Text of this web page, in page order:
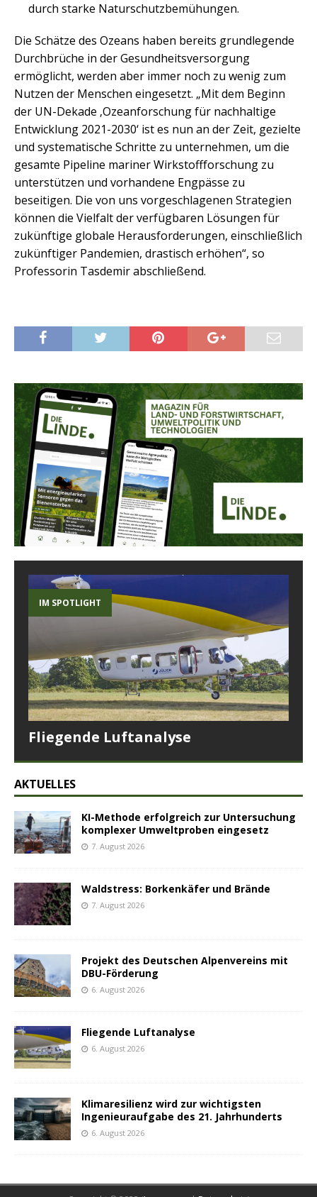
durch starke Naturschutzbemühungen.
Die Schätze des Ozeans haben bereits grundlegende
Durchbrüche in der Gesundheitsversorgung
ermöglicht, werden aber immer noch zu wenig zum
Nutzen der Menschen eingesetzt. „Mit dem Beginn
der UN-Dekade ‚Ozeanforschung für nachhaltige
Entwicklung 2021-2030‘ ist es nun an der Zeit, gezielte
und systematische Schritte zu unternehmen, um die
gesamte Pipeline mariner Wirkstoffforschung zu
unterstützen und vorhandene Engpässe zu
beseitigen. Die von uns vorgeschlagenen Strategien
können die Vielfalt der verfügbaren Lösungen für
zukünftige globale Herausforderungen, einschließlich
zukünftiger Pandemien, drastisch erhöhen“, so
Professorin Tasdemir abschließend.
IM SPOTLIGHT
Fliegende Luftanalyse
AKTUELLES
KI-Methode erfolgreich zur Untersuchung
komplexer Umweltproben eingesetz
7. August 2026
Waldstress: Borkenkäfer und Brände
7. August 2026
Projekt des Deutschen Alpenvereins mit
DBU-Förderung
6. August 2026
Fliegende Luftanalyse
6. August 2026
Klimaresilienz wird zur wichtigsten
Ingenieuraufgabe des 21. Jahrhunderts
6. August 2026